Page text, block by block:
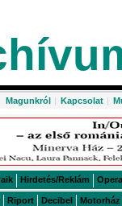
Magunkról | Kapcsolat |
Hirdetés/Reklám Opera
Riport Decibel Motorház